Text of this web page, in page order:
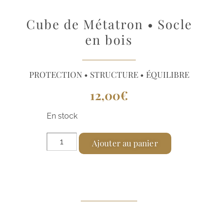
Cube de Métatron • Socle
en bois
PROTECTION • STRUCTURE • ÉQUILIBRE
12,00€
En stock
Ajouter au panier